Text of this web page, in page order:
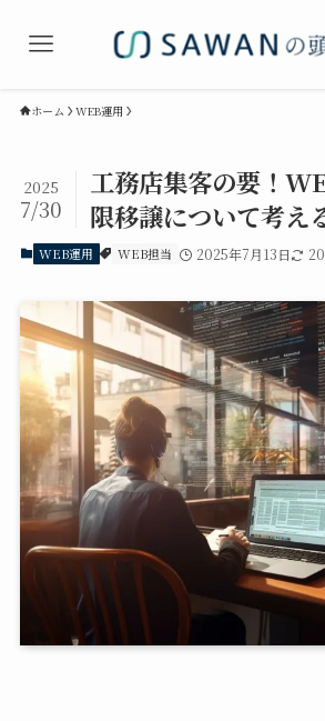
ホーム WEB運用
工務店集客の要！
限移譲について考え
2025
7/30
WEB運用 WEB担当 2025年7月13日